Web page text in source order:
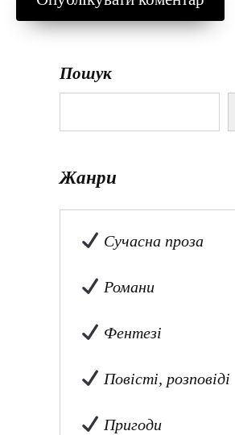
Пошук
Жанри
Сучасна проза
Романи
Фентезі
Повісті, розповіді
Пригоди